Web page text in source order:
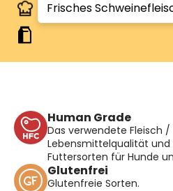
Human Grade
Das verwendete Fleisch
Lebensmittelqualität
Futtersorten für Hunde
Glutenfrei
Glutenfreie Sorten.